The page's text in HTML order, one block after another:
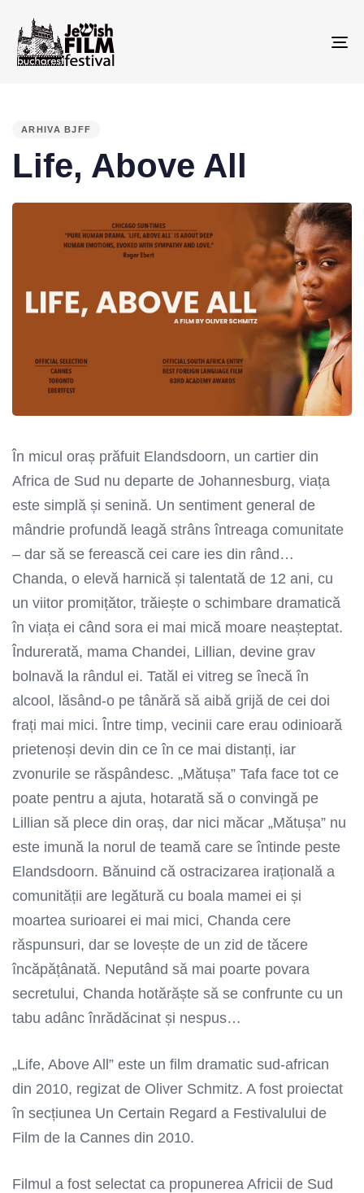
ARHIVA BJFF
Life, Above All
În micul oraș prăfuit Elandsdoorn, un cartier din
Africa de Sud nu departe de Johannesburg, viața
este simplă și senină. Un sentiment general de
mândrie profundă leagă strâns întreaga comunitate
– dar să se ferească cei care ies din rând…
Chanda, o elevă harnică și talentată de 12 ani, cu
un viitor promițător, trăiește o schimbare dramatică
în viața ei când sora ei mai mică moare neașteptat.
Îndurerată, mama Chandei, Lillian, devine grav
bolnavă la rândul ei. Tatăl ei vitreg se înecă în
alcool, lăsând-o pe tânără să aibă grijă de cei doi
frați mai mici. Între timp, vecinii care erau odinioară
prietenoși devin din ce în ce mai distanți, iar
zvonurile se răspândesc. „Mătușa” Tafa face tot ce
poate pentru a ajuta, hotarată să o convingă pe
Lillian să plece din oraș, dar nici măcar „Mătușa” nu
este imună la norul de teamă care se întinde peste
Elandsdoorn. Bănuind că ostracizarea irațională a
comunității are legătură cu boala mamei ei și
moartea surioarei ei mai mici, Chanda cere
răspunsuri, dar se lovește de un zid de tăcere
încăpățânată. Neputând să mai poarte povara
secretului, Chanda hotărăște să se confrunte cu un
tabu adânc înrădăcinat și nespus…
„Life, Above All” este un film dramatic sud-african
din 2010, regizat de Oliver Schmitz. A fost proiectat
în secțiunea Un Certain Regard a Festivalului de
Film de la Cannes din 2010.
Filmul a fost selectat ca propunerea Africii de Sud